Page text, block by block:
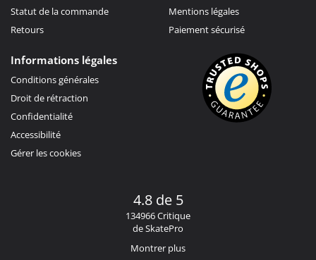
Statut de la commande
Retours
Mentions légales
Paiement sécurisé
Informations légales
Conditions générales
Droit de rétraction
Confidentialité
Accessibilité
Gérer les cookies
4.8 de 5
134966 Critique
de SkatePro
Montrer plus